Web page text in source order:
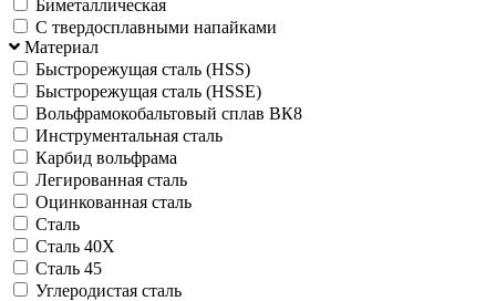
Биметаллическая
С твердосплавными напайками
Материал
Быстрорежущая сталь (HSS)
Быстрорежущая сталь (HSSE)
Вольфрамокобальтовый сплав ВК8
Инструментальная сталь
Карбид вольфрама
Легированная сталь
Оцинкованная сталь
Сталь
Сталь 40Х
Сталь 45
Углеродистая сталь